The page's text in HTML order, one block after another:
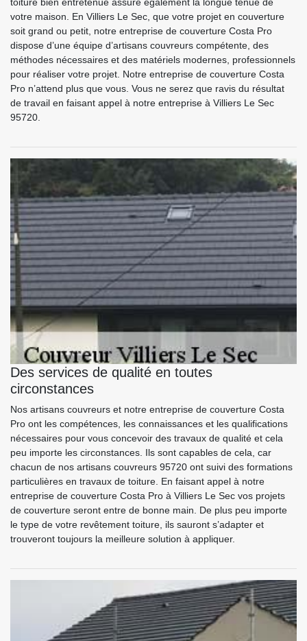
votre maison. En Villiers Le Sec, que votre projet en couverture
soit grand ou petit, notre entreprise de couverture Costa Pro
dispose d’une équipe d’artisans couvreurs compétente, des
méthodes nécessaires et des matériels modernes, professionnels
pour réaliser votre projet. Notre entreprise de couverture Costa
Pro n’attend plus que vous. Vous ne serez que ravis du résultat
de travail en faisant appel à notre entreprise à Villiers Le Sec
95720.
Des services de qualité en toutes
circonstances
Nos artisans couvreurs et notre entreprise de couverture Costa
Pro ont les compétences, les connaissances et les qualifications
nécessaires pour vous concevoir des travaux de qualité et cela
peu importe les circonstances. Ils sont capables de cela, car
chacun de nos artisans couvreurs 95720 ont suivi des formations
particulières en travaux de toiture. En faisant appel à notre
entreprise de couverture Costa Pro à Villiers Le Sec vos projets
de couverture seront entre de bonne main. De plus peu importe
le type de votre revêtement toiture, ils sauront s’adapter et
trouveront toujours la meilleure solution à appliquer.